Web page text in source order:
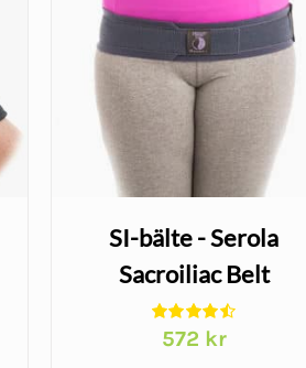
SI-bälte - Serola
Sacroiliac Belt
572 kr